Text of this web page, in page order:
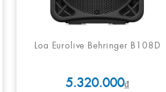
Loa Eurolive Behringer B108D
5.320.000₫